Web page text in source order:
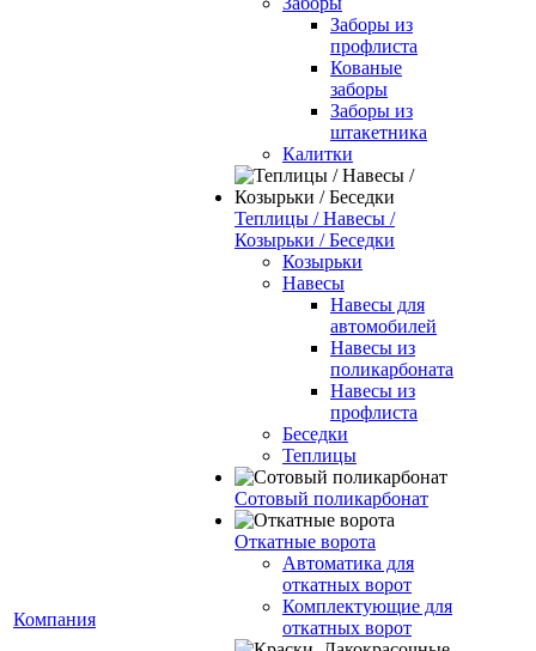
Компания
Заборы из
профлиста
Кованые
заборы
Заборы из
штакетника
Калитки
Теплицы / Навесы /
Козырьки / Беседки
Козырьки
Навесы
Навесы для
автомобилей
Навесы из
поликарбоната
Навесы из
профлиста
Беседки
Теплицы
Сотовый поликарбонат
Откатные ворота
Автоматика для
откатных ворот
Комплектующие для
откатных ворот